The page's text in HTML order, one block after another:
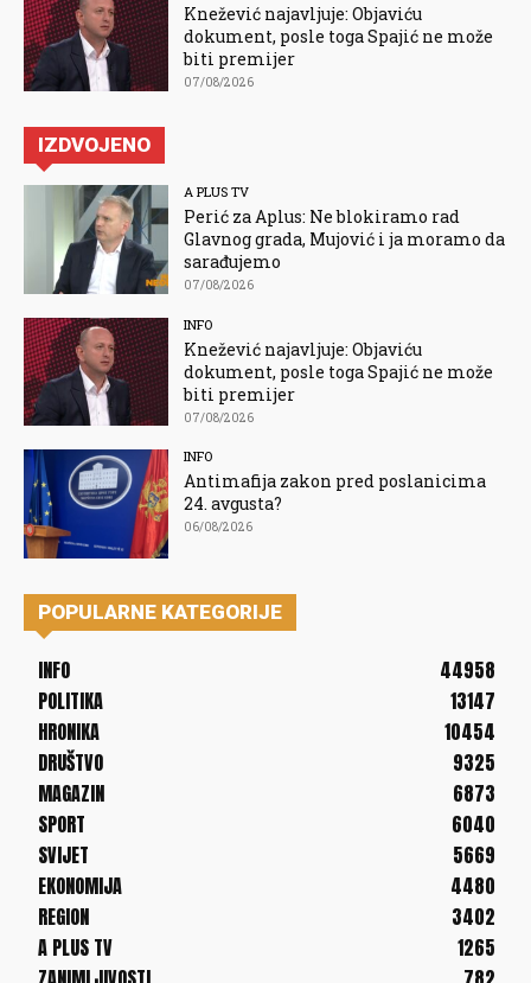
Knežević najavljuje: Objaviću
dokument, posle toga Spajić ne može
biti premijer
07/08/2026
IZDVOJENO
A PLUS TV
Perić za Aplus: Ne blokiramo rad
Glavnog grada, Mujović i ja moramo da
sarađujemo
07/08/2026
INFO
Knežević najavljuje: Objaviću
dokument, posle toga Spajić ne može
biti premijer
07/08/2026
INFO
Antimafija zakon pred poslanicima
24. avgusta?
06/08/2026
POPULARNE KATEGORIJE
INFO
44958
POLITIKA
13147
HRONIKA
10454
DRUŠTVO
9325
MAGAZIN
6873
SPORT
6040
SVIJET
5669
EKONOMIJA
4480
REGION
3402
A PLUS TV
1265